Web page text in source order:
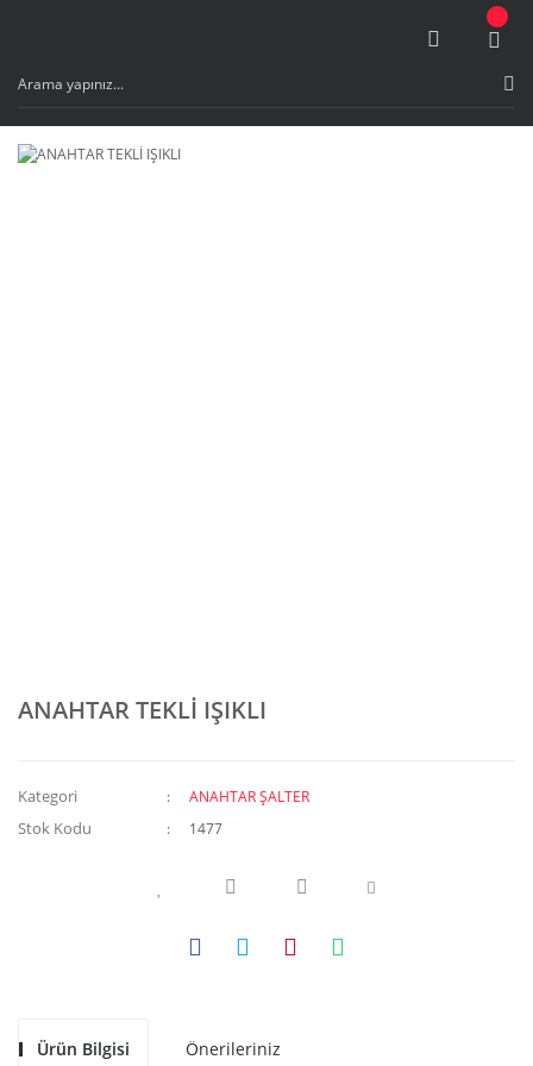
ANAHTAR TEKLİ IŞIKLI
Kategori ANAHTAR ŞALTER
Stok Kodu 1477
Ürün Bilgisi Önerileriniz